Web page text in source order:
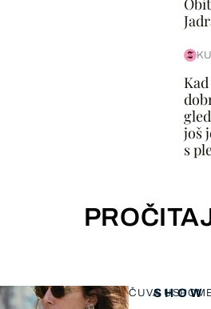
još
s
SHOW
ČUVA